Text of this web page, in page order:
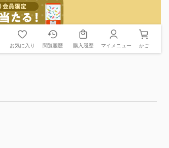
お気に入り 閲覧履歴 購入履歴 マイメニュー かご